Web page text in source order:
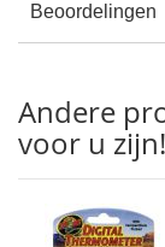
Beoordelingen
Andere
voor u zijn!